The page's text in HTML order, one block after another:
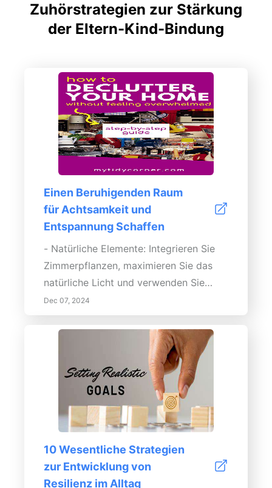
Zuhörstrategien zur Stärkung
der Eltern-Kind-Bindung
Einen Beruhigenden Raum
für Achtsamkeit und
Entspannung Schaffen
- Natürliche Elemente: Integrieren Sie
Zimmerpflanzen, maximieren Sie das
natürliche Licht und verwenden Sie
natürliche Materialien in der Dekoration,
um ein Gefühl von Erdung und Ruhe zu
schaffen. - Farbpalette und
Beleuchtung: Wählen Sie sanfte,
gedeckte Farben und dimmbare
Beleuchtung, um eine ruhige
Atmosphäre zu fördern, die
Achtsamkeit begünstigt. - Klang und
Duft: Nutzen Sie beruhigende Musik
oder Naturgeräusche sowie
Aromatherapie mit ätherischen Ölen, um
Dec 07, 2024
10 Wesentliche Strategien
zur Entwicklung von
Resilienz im Alltag